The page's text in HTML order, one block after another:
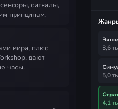
сигналы,
принципам.
дают
часы.
8,6
5,0
4,1